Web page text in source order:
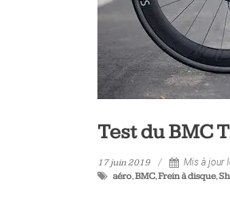
Test du BMC
17 juin 2019 Mis à jour
aéro,BMC,Frein à disque,